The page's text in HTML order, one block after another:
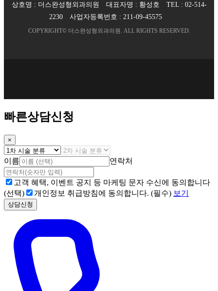
상호명 : 더스완성형외과의원 대표자명 : 황성호 TEL : 02-514-
2230
사업자등록번호 : 211-09-45575
COPYRIGHT© 더스완성형외과의원 . ALL RIGHTS RESERVED.
빠른상담신청
×
이름 연락처
고객 혜택, 이벤트 공지 등 마케팅 문자 수신에 동의합니다
(선택)
개인정보 취급방침에 동의합니다. (필수) 보기
상담신청